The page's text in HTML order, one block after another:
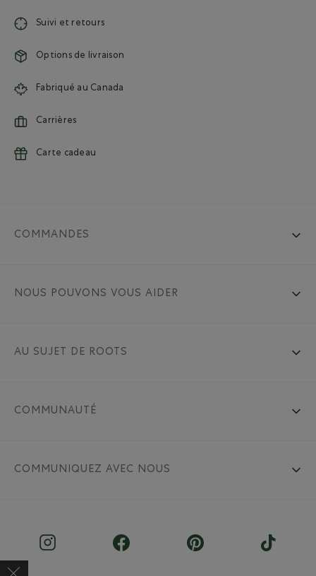
Suivi et retours
Options de livraison
Fabriqué au Canada
Carrières
Carte cadeau
COMMANDES
NOUS POUVONS VOUS AIDER
AU SUJET DE ROOTS
COMMUNAUTÉ
COMMUNIQUEZ AVEC NOUS